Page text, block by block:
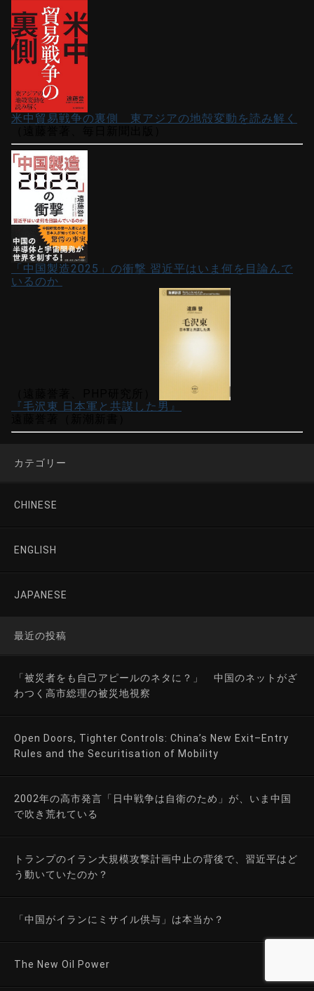
米中貿易戦争の裏側 東アジアの地殻変動を読み解く
「中国製造2025」の衝撃 習近平はいま何を目論んで
いるのか
『毛沢東 日本軍と共謀した男』
カテゴリー
CHINESE
ENGLISH
JAPANESE
最近の投稿
「被災者をも自己アピールのネタに？」 中国のネットがざ
わつく高市総理の被災地視察
Open Doors, Tighter Controls: China’s New Exit–Entry
Rules and the Securitisation of Mobility
2002年の高市発言「日中戦争は自衛のため」が、いま中国
で吹き荒れている
トランプのイラン大規模攻撃計画中止の背後で、習近平はど
う動いていたのか？
「中国がイランにミサイル供与」は本当か？
The New Oil Power